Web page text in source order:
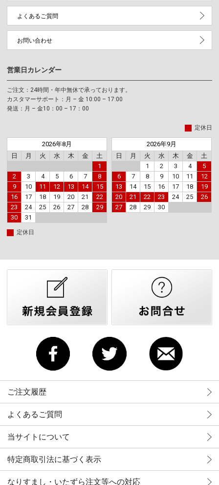
よくあるご質問
お問い合わせ
営業日カレンダー
ご注文：24時間・年中無休で承っております。
カスタマーサポート：月 – 金 10:00 – 17:00
発送：月 – 金10：00 – 17：00
定休日
2026年8月
日
月 火 水 木 金
土
1
2
3 4 5 6 7
8
9
10 11 12 13 14
15
16
17 18 19 20 21
22
23
24 25 26 27 28
29
30
31
2026年9月
日
月 火 水 木 金
土
1
2 3 4
5
6
7 8 9 10 11
12
13
14 15 16 17 18
19
20
21 22 23 24 25
26
27
28 29 30
定休日
ご注文履歴
よくあるご質問
当サイトについて
特定商取引法に基づく表示
なりすまし・いたずら注文等への対応